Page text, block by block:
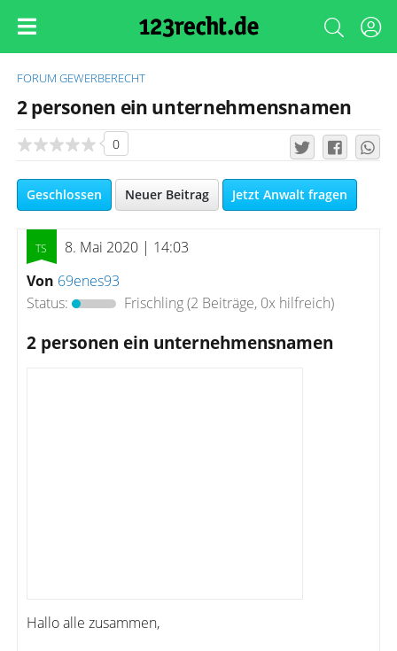
FORUM GEWERBERECHT
2 personen ein unternehmensnamen
0
Geschlossen Neuer Beitrag Jetzt Anwalt fragen
8. Mai 2020 | 14:03
Von 69enes93
Status:
Frischling(2 Beiträge, 0x hilfreich)
2 personen ein unternehmensnamen
Hallo alle zusammen,